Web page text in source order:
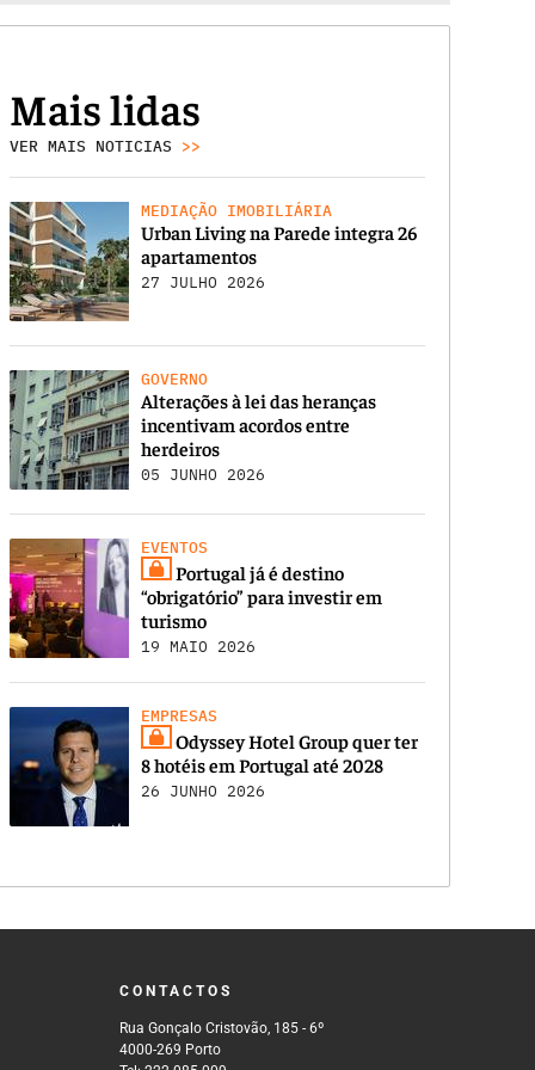
Mais lidas
VER MAIS NOTICIAS >>
MEDIAÇÃO IMOBILIÁRIA
Urban Living na Parede integra 26
apartamentos
27 JULHO 2026
GOVERNO
Alterações à lei das heranças
incentivam acordos entre
herdeiros
05 JUNHO 2026
EVENTOS
Portugal já é destino
“obrigatório” para investir em
turismo
19 MAIO 2026
EMPRESAS
Odyssey Hotel Group quer ter
8 hotéis em Portugal até 2028
26 JUNHO 2026
CONTACTOS
Rua Gonçalo Cristovão, 185 - 6º
4000-269 Porto